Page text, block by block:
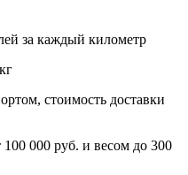
за каждый километр
стоимость доставки
100 000 руб. и весом до 300